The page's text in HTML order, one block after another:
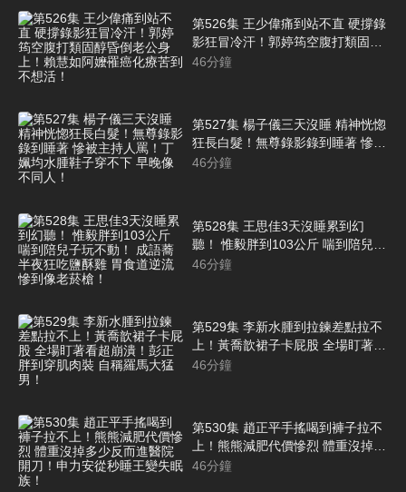
第526集 王少偉痛到站不直 硬撐錄
影狂冒冷汗！郭婷筠空腹打類固醇
昏倒老公身上！賴慧如阿嬤罹癌化
46分鐘
第527集 楊子儀三天沒睡 精神恍惚
狂長白髮！無尊錄影錄到睡著 慘被
主持人罵！丁姵均水腫鞋子穿不下
46分鐘
第528集 王思佳3天沒睡累到幻
聽！ 惟毅胖到103公斤 喘到陪兒子
玩不動！ 成語蕎半夜狂吃鹽酥雞
46分鐘
第529集 李新水腫到拉鍊差點拉不
上！黃喬歆裙子卡屁股 全場盯著看
超崩潰！彭正胖到穿肌肉裝 自稱羅
46分鐘
第530集 趙正平手搖喝到褲子拉不
上！熊熊減肥代價慘烈 體重沒掉多
少反而進醫院開刀！申力安從秒睡
46分鐘